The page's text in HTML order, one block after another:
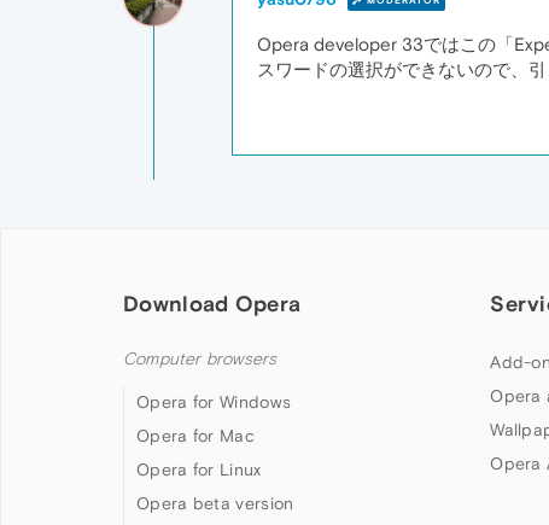
Opera developer 33ではこの「
スワードの選択ができないので、
Download Opera
Computer browsers
Opera for Windows
Opera for Mac
Opera for Linux
Opera beta version
Add-
Opera
Opera